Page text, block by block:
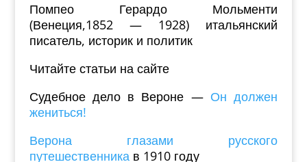
Помпео Герардо Мольменти
(Венеция,1852 — 1928) итальянский
писатель, историк и политик
Читайте статьи на сайте
Судебное дело в Вероне — Он должен
жениться!
Верона глазами русского
путешественникав 1910 году